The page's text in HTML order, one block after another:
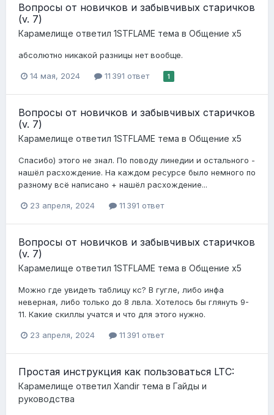
Вопросы от новичков и забывчивых старичков
(v. 7)
Карамелище ответил 1STFLAME тема в Общение x5
абсолютно никакой разницы нет вообще.
14 мая, 2024 11 391 ответ 1
Вопросы от новичков и забывчивых старичков
(v. 7)
Карамелище ответил 1STFLAME тема в Общение x5
Спасибо) этого не знал. По поводу линедии и остального -
нашёл расхождение. На каждом ресурсе было немного по
разному всё написано + нашёл расхождение...
23 апреля, 2024 11 391 ответ
Вопросы от новичков и забывчивых старичков
(v. 7)
Карамелище ответил 1STFLAME тема в Общение x5
Можно где увидеть таблицу кс? В гугле, либо инфа
неверная, либо только до 8 лвла. Хотелось бы глянуть 9-
11. Какие скиллы учатся и что для этого нужно.
23 апреля, 2024 11 391 ответ
Простая инструкция как пользоваться LTC:
Карамелище ответил Xandir тема в Гайды и
руководства